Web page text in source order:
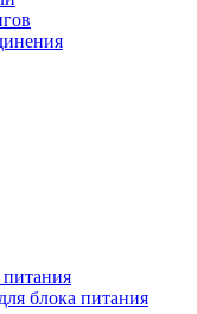
блока питания